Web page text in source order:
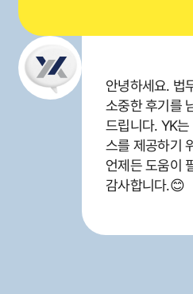
안녕하세요. 법
소중한 후기를
드립니다. YK
스를 제공하기
언제든 도움이
감사합니다.😊